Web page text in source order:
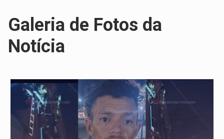
Galeria de Fotos da
Notícia